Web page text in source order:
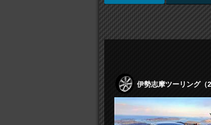
伊勢志摩ツーリング（2